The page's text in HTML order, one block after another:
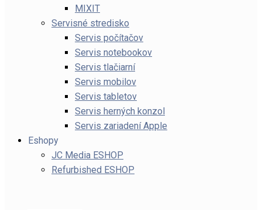
MIXIT
Servisné stredisko
Servis počítačov
Servis notebookov
Servis tlačiarní
Servis mobilov
Servis tabletov
Servis herných konzol
Servis zariadení Apple
Eshopy
JC Media ESHOP
Refurbished ESHOP